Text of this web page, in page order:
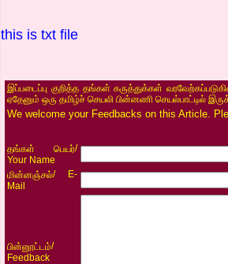
this is txt file
இப்படைப்பு குறித்த தங்கள் கருத்துக்கள்
ஏதேனும் ஒரு தமிழ்ச் செயலி பின்னணி செயல்பாட்டில்
We welcome your Feedbacks on this Article.
தங்கள் பெயர்/
Your Name
மின்னஞ்சல்/ E-
Mail
பின்னூட்டம்/
Feedback